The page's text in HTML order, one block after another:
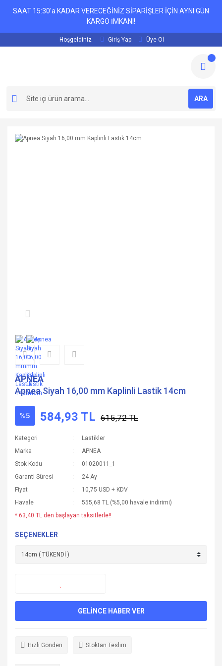
SAAT 15:30'a KADAR VERECEĞİNİZ SİPARİŞLER İÇİN AYNI GÜN
KARGO İMKANI!
Hoşgeldiniz Giriş Yap Üye Ol
ARA
APNEA
Apnea Siyah 16,00 mm Kaplinli Lastik 14cm
%5 584,93 TL 615,72 TL
Kategori
Lastikler
Marka
APNEA
Stok Kodu
01020011_1
Garanti Süresi
24 Ay
Fiyat
10,75 USD + KDV
Havale
555,68 TL (%5,00 havale indirimi)
* 63,40 TL den başlayan taksitlerle!!
SEÇENEKLER
GELİNCE HABER VER
Hızlı Gönderi Stoktan Teslim